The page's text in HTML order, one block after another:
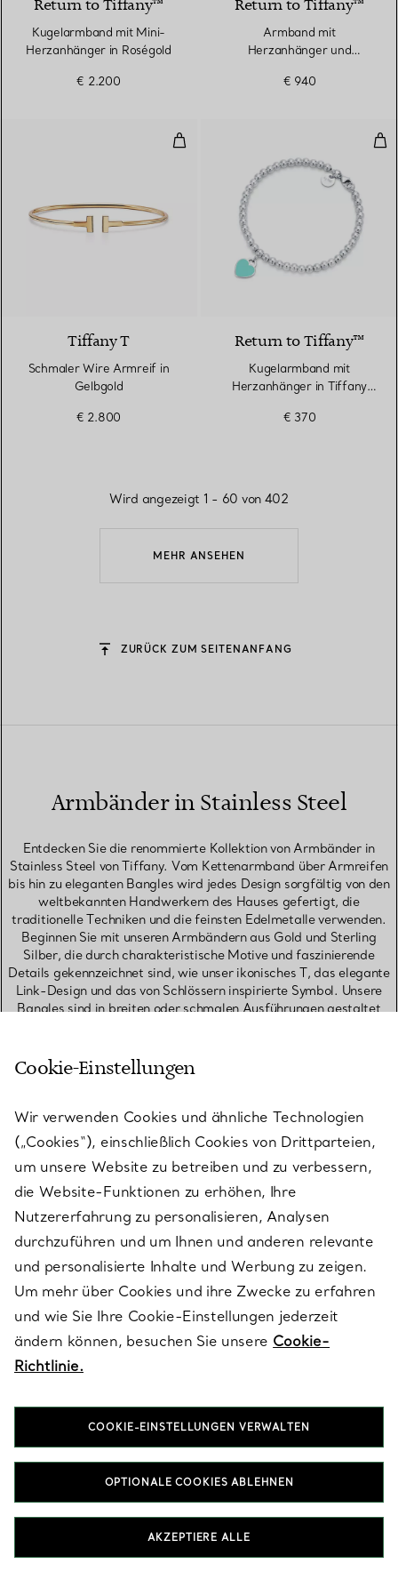
Return to Tiffany™
Kugelarmband mit Mini-
Herzanhänger in Roségold
€ 2.200
Return to Tiffany™
Armband​ mit
Herzanhänger und
€ 940
Schmaler Wire Armreif in
Tiffany T
Schmaler Wire Armreif in
Gelbgold
€ 2.800
Return to Tiffany™
Kugelarmband mit
Herzanhänger in Tiffany
€ 370
MEHR ANSEHEN
Wird angezeigt 1 - 60 von 402
ZURÜCK ZUM SEITENANFANG
Armbänder in Stainless Steel
Entdecken Sie die renommierte Kollektion von Armbänder in
Stainless Steel von Tiffany. Vom Kettenarmband über Armreifen
bis hin zu eleganten Bangles wird jedes Design sorgfältig von den
weltbekannten Handwerkern des Hauses gefertigt, die
traditionelle Techniken und die feinsten Edelmetalle verwenden.
Beginnen Sie mit unseren Armbändern aus Gold und Sterling
Silber, die durch charakteristische Motive und faszinierende
Details gekennzeichnet sind, wie unser ikonisches T, das elegante
Link-Design und das von Schlössern inspirierte Symbol. Unsere
Bangles sind in breiten oder schmalen Ausführungen gestaltet
die perfekte Kombination zu kreieren. Zu unseren Favoriten, die
gut zusammenpassen, gehören ein Diamant-Tennisarmband, ein
Kontrast der Texturen bieten. Suchen Sie nach einem
bedeutungsvollen Geburtstagsgeschenk? Entdecken Sie
Armbänder mit Geburtssteinen, ein Geschenk, das sie über Jahre
hinweg schätzen werden. Unsere Kollektion zeitloser Designs
spiegelt die legendäre Erfindungsgabe und Kreativität des
Handwerker sich vorstellen könnten.
OHRRINGE IN STAINLESS STEEL
RINGE IN STAINLESS STEEL
GESCHENKE FÜR SIE IN STAINLESS STEEL
Nach Kategorie ansehen
Cookie-Einstellungen
Wir verwenden Cookies und ähnliche Technologien
(„Cookies“), einschließlich Cookies von Drittparteien,
um unsere Website zu betreiben und zu verbessern,
die Website-Funktionen zu erhöhen, Ihre
Nutzererfahrung zu personalisieren, Analysen
durchzuführen und um Ihnen und anderen relevante
und personalisierte Inhalte und Werbung zu zeigen.
Um mehr über Cookies und ihre Zwecke zu erfahren
und wie Sie Ihre Cookie-Einstellungen jederzeit
ändern können, besuchen Sie unsere Cookie-
Richtlinie.
COOKIE-EINSTELLUNGEN VERWALTEN
OPTIONALE COOKIES ABLEHNEN
AKZEPTIERE ALLE